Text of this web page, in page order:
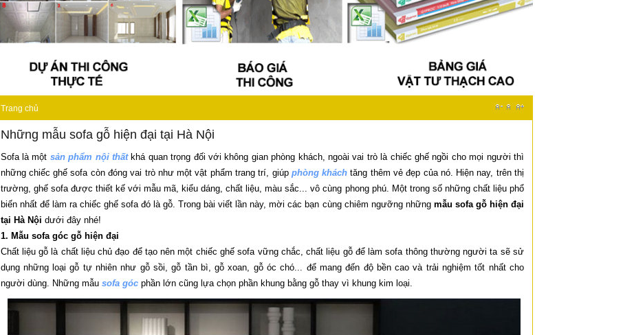
Trang chủ
Những mẫu sofa gỗ hiện đại tại Hà Nội
Sofa là một sản phẩm nội thấtkhá quan trọng đối với không gian phòng khách, ngoài vai trò là chiếc ghế ngồi cho mọi người thì
những chiếc ghế sofa còn đóng vai trò như một vật phẩm trang trí, giúp phòng khách tăng thêm vẻ đẹp của nó. Hiện nay, trên thị
trường, ghế sofa được thiết kế với mẫu mã, kiểu dáng, chất liệu, màu sắc... vô cùng phong phú. Một trong số những chất liệu phổ
biến nhất để làm ra chiếc ghế sofa đó là gỗ. Trong bài viết lần này, mời các bạn cùng chiêm ngưỡng những mẫu sofa gỗ hiện đại
tại Hà Nội dưới đây nhé!
1. Mẫu sofa góc gỗ hiện đại
Chất liệu gỗ là chất liệu chủ đạo để tạo nên một chiếc ghế sofa vững chắc, chất liệu gỗ để làm sofa thông thường người ta sẽ sử
dụng những loại gỗ tự nhiên như gỗ sồi, gỗ tần bì, gỗ xoan, gỗ óc chó... để mang đến độ bền cao và trải nghiệm tốt nhất cho
người dùng. Những mẫu sofa gócphần lớn cũng lựa chọn phần khung bằng gỗ thay vì khung kim loại.